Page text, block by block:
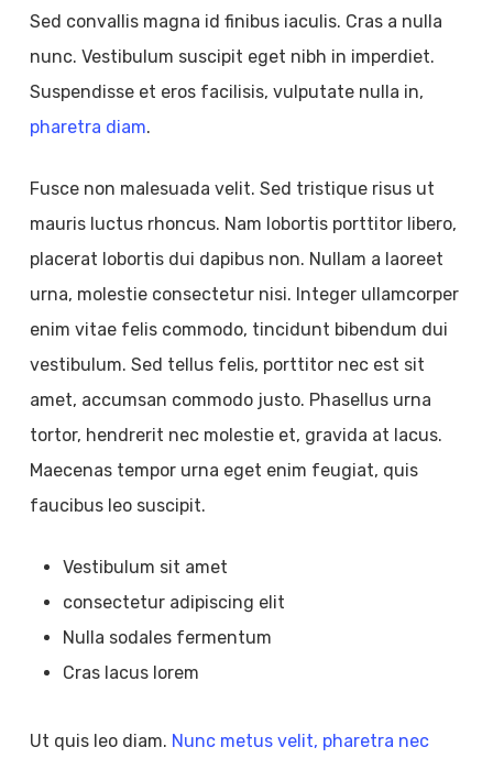
Sed convallis magna id finibus iaculis. Cras a nulla
nunc. Vestibulum suscipit eget nibh in imperdiet.
Suspendisse et eros facilisis, vulputate nulla in,
pharetra diam.
Fusce non malesuada velit. Sed tristique risus ut
mauris luctus rhoncus. Nam lobortis porttitor libero,
placerat lobortis dui dapibus non. Nullam a laoreet
urna, molestie consectetur nisi. Integer ullamcorper
enim vitae felis commodo, tincidunt bibendum dui
vestibulum. Sed tellus felis, porttitor nec est sit
amet, accumsan commodo justo. Phasellus urna
tortor, hendrerit nec molestie et, gravida at lacus.
Maecenas tempor urna eget enim feugiat, quis
faucibus leo suscipit.
Vestibulum sit amet
consectetur adipiscing elit
Nulla sodales fermentum
Cras lacus lorem
Ut quis leo diam. Nunc metus velit, pharetra nec